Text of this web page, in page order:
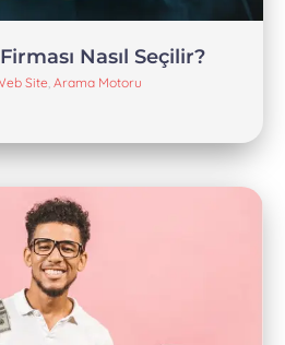
Nasıl Seçilir?
Site Arama Motoru